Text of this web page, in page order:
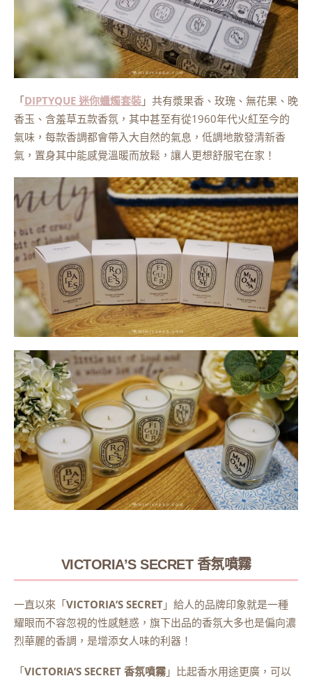
「DIPTYQUE 迷你蠟燭套裝 」共有漿果香、玫瑰、無花果、晚
香玉、含羞草五款香氛，其中甚至有從1960年代火紅至今的
氣味，每款香調都會帶入大自然的氣息，低調地散發清新香
氣，置身其中能感覺溫暖而放鬆，讓人更想舒服宅在家！
VICTORIA’S SECRET 香氛噴霧
一直以來「VICTORIA’S SECRET 」給人的品牌印象就是一種
耀眼而不容忽視的性感魅惑，旗下出品的香氛大多也是偏向濃
烈華麗的香調，是增添女人味的利器！
「VICTORIA’S SECRET 香氛噴霧 」比起香水用途更廣，可以